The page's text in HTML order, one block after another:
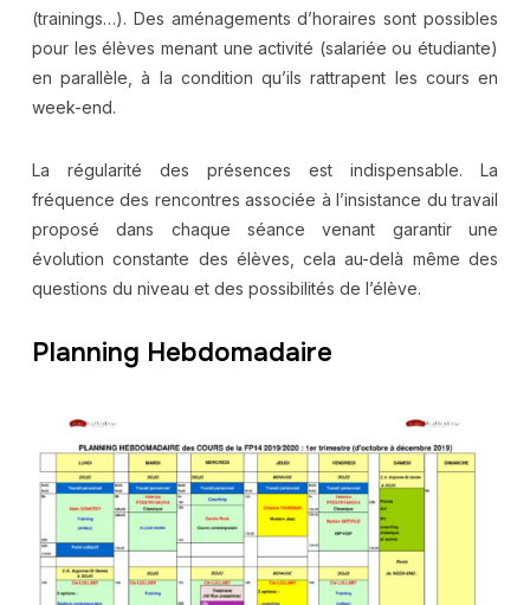
(trainings…). Des aménagements d’horaires sont possibles
pour les élèves menant une activité (salariée ou étudiante)
en parallèle, à la condition qu’ils rattrapent les cours en
week-end.
La régularité des présences est indispensable. La
fréquence des rencontres associée à l’insistance du travail
proposé dans chaque séance venant garantir une
évolution constante des élèves, cela au-delà même des
questions du niveau et des possibilités de l’élève.
Planning Hebdomadaire